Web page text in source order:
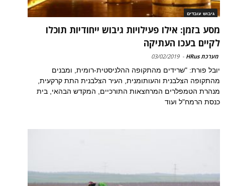
גיבוש עובדים
מסע בזמן: אילו פעילויות גיבוש ייחודיות תוכלו
לקיים בעכו העתיקה
מערכת HRus -
03/02/2019
יובל פורת: "שרידים מהתקופה ההלניסטית-רומית, ומבנים
מהתקופה הצלבנית והעותומנית, העיר הצלבנית התת קרקעית,
מנהרת הטמפלרים המרחצאות התורכיים, המקדש הבהאי, בית
כנסת הרמח"ל ועוד